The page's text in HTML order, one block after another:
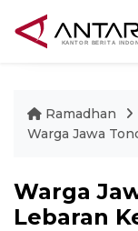
Ramadhan
Warga Jawa
Warga
Lebaran